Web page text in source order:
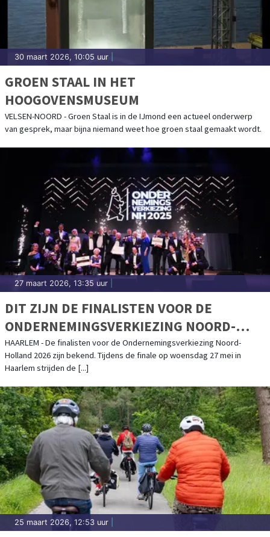
30 maart 2026, 10:05 uur
GROEN STAAL IN HET
HOOGOVENSMUSEUM
VELSEN-NOORD - Groen Staal is in de IJmond een actueel onderwerp
van gesprek, maar bijna niemand weet hoe groen staal gemaakt wordt.
27 maart 2026, 13:35 uur
DIT ZIJN DE FINALISTEN VOOR DE
ONDERNEMINGSVERKIEZING NOORD-
HOLLAND 2026
HAARLEM - De finalisten voor de Ondernemingsverkiezing Noord-
Holland 2026 zijn bekend. Tijdens de finale op woensdag 27 mei in
Haarlem strijden de [...]
25 maart 2026, 12:53 uur